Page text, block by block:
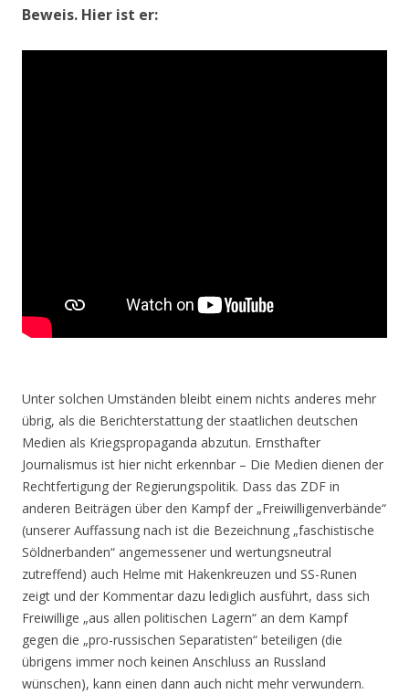
Beweis. Hier ist er:
Unter solchen Umständen bleibt einem nichts anderes mehr
übrig, als die Berichterstattung der staatlichen deutschen
Medien als Kriegspropaganda abzutun. Ernsthafter
Journalismus ist hier nicht erkennbar – Die Medien dienen der
Rechtfertigung der Regierungspolitik. Dass das ZDF in
anderen Beiträgen über den Kampf der „Freiwilligenverbände“
(unserer Auffassung nach ist die Bezeichnung „faschistische
Söldnerbanden“ angemessener und wertungsneutral
zutreffend) auch Helme mit Hakenkreuzen und SS-Runen
zeigt und der Kommentar dazu lediglich ausführt, dass sich
Freiwillige „aus allen politischen Lagern“ an dem Kampf
gegen die „pro-russischen Separatisten“ beteiligen (die
übrigens immer noch keinen Anschluss an Russland
wünschen), kann einen dann auch nicht mehr verwundern.